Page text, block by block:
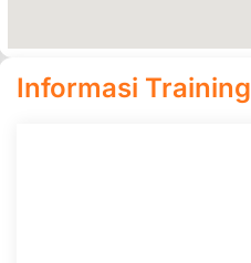
Informasi Training